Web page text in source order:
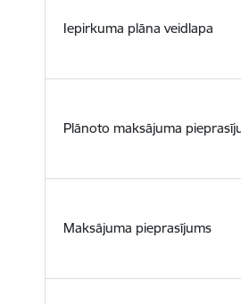
Iepirkuma plāna veidlapa
Plānoto maksājuma
Maksājuma pieprasījums